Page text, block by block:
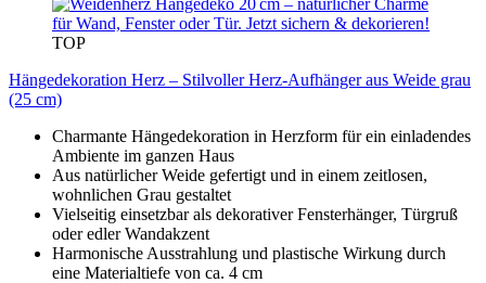
TOP
Hängedekoration Herz – Stilvoller Herz-Aufhänger aus Weide grau
(25 cm)
Charmante Hängedekoration in Herzform für ein einladendes
Ambiente im ganzen Haus
Aus natürlicher Weide gefertigt und in einem zeitlosen,
wohnlichen Grau gestaltet
Vielseitig einsetzbar als dekorativer Fensterhänger, Türgruß
oder edler Wandakzent
Harmonische Ausstrahlung und plastische Wirkung durch
eine Materialtiefe von ca. 4 cm